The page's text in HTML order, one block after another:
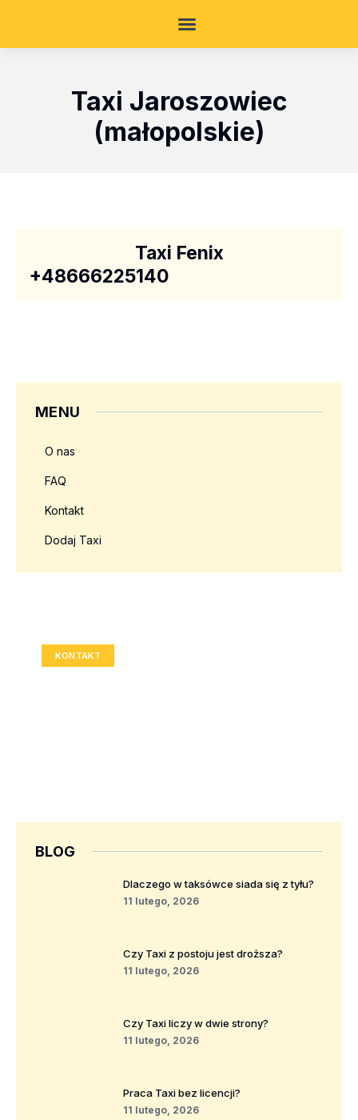
Taxi Jaroszowiec
(małopolskie)
Taxi Fenix
+48666225140
MENU
O nas
FAQ
Kontakt
Dodaj Taxi
KONTAKT
BLOG
Dlaczego w taksówce siada się z tyłu?
11 lutego, 2026
Czy Taxi z postoju jest droższa?
11 lutego, 2026
Czy Taxi liczy w dwie strony?
11 lutego, 2026
Praca Taxi bez licencji?
11 lutego, 2026